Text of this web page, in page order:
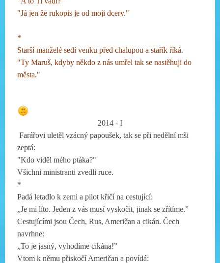
"Já jen že rukopis je od moji dcery."
*
Starší manželé sedí venku před chalupou a stařík říká.
"Ty Maruš, kdyby někdo z nás umřel tak se nastěhuji do
města."
2014 - I
Farářovi uletěl vzácný papoušek, tak se při nedělní mši
zeptá:
"Kdo viděl mého ptáka?"
Všichni ministranti zvedli ruce.
*
Padá letadlo k zemi a pilot křičí na cestující:
„Je mi líto. Jeden z vás musí vyskočit, jinak se zřítíme.”
Cestujícími jsou Čech, Rus, Američan a cikán. Čech
navrhne:
„To je jasný, vyhodíme cikána!”
Vtom k němu přiskočí Američan a povídá: